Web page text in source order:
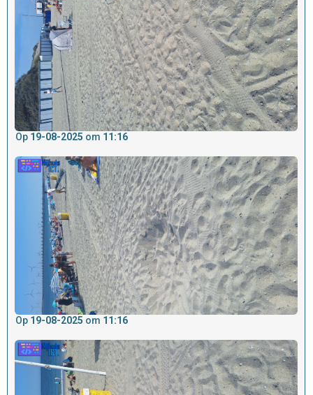
Op 19-08-2025 om 11:16
Op 19-08-2025 om 11:16